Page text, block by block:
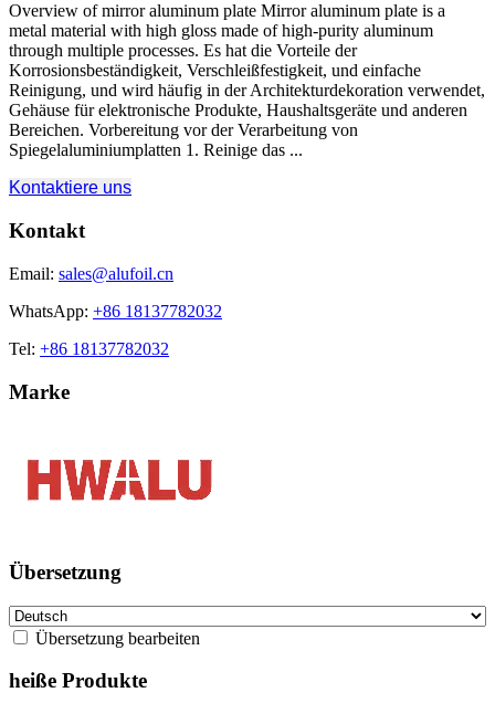
Overview of mirror aluminum plate Mirror aluminum plate is a
metal material with high gloss made of high-purity aluminum
through multiple processes. Es hat die Vorteile der
Korrosionsbeständigkeit, Verschleißfestigkeit, und einfache
Reinigung, und wird häufig in der Architekturdekoration verwendet,
Gehäuse für elektronische Produkte, Haushaltsgeräte und anderen
Bereichen. Vorbereitung vor der Verarbeitung von
Spiegelaluminiumplatten 1. Reinige das ...
Kontaktiere uns
Kontakt
Email: sales@alufoil.cn
WhatsApp: +86 18137782032
Tel: +86 18137782032
Marke
Übersetzung
Übersetzung bearbeiten
heiße Produkte